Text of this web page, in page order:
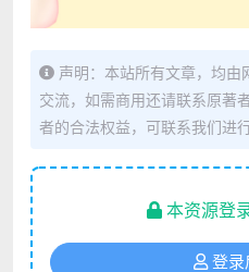
声明：本站所有文章，均
交流，如需商用还请联系原著
者的合法权益，可联系我们进行
本资源登
登录